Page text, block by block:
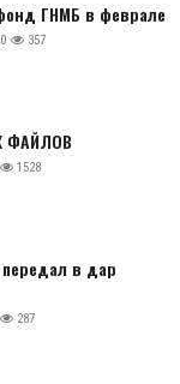
ГНМБ в феврале
0 357
ФАЙЛОВ
1528
в дар
287